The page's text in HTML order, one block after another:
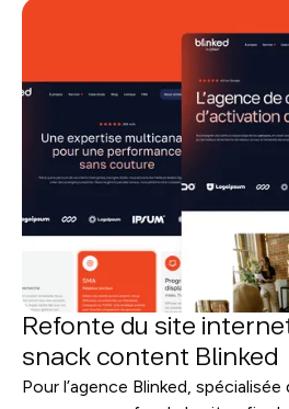
Refonte du site
snack content Blinked
Pour l’agence Blinked,